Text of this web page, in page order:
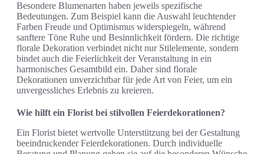
Besondere Blumenarten haben jeweils spezifische
Bedeutungen. Zum Beispiel kann die Auswahl leuchtender
Farben Freude und Optimismus widerspiegeln, während
sanftere Töne Ruhe und Besinnlichkeit fördern. Die richtige
florale Dekoration verbindet nicht nur Stilelemente, sondern
bindet auch die Feierlichkeit der Veranstaltung in ein
harmonisches Gesamtbild ein. Daher sind florale
Dekorationen unverzichtbar für jede Art von Feier, um ein
unvergessliches Erlebnis zu kreieren.
Wie hilft ein Florist bei stilvollen Feierdekorationen?
Ein Florist bietet wertvolle Unterstützung bei der Gestaltung
beeindruckender Feierdekorationen. Durch individuelle